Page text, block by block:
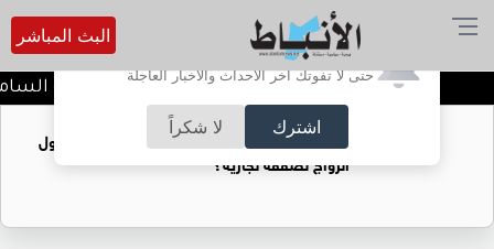
أترغب في تفعيل الإشعارات؟
حتى لا تفوتك آخر الأحداث والأخبار العاجلة
اشترك لا شكراً
البث المباشر
استجابةً للتوجيهات الملكية
فتيات يستغللنه لتحقيق مكاسب مادية.. هل تحول
الزواج لصفقة تجارية؟